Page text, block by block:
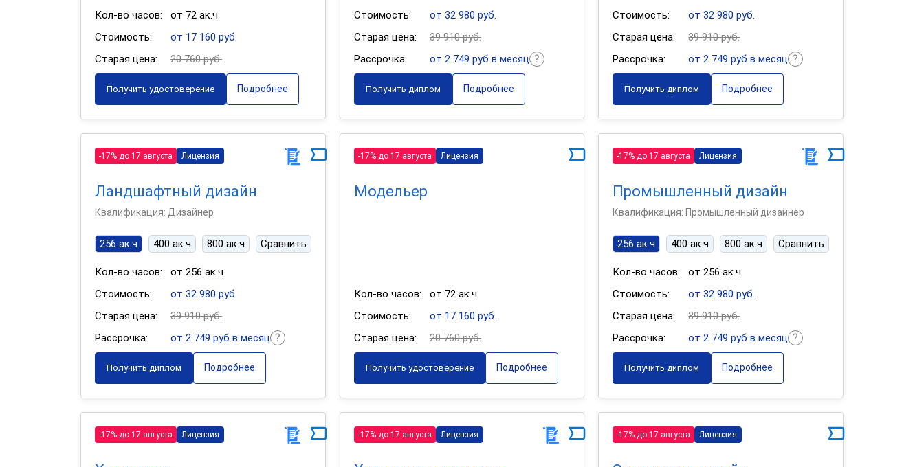
Кол-во часов:
от 72 ак.ч
Стоимость:
от 17 160 руб.
Старая цена:
20 760 руб.
Получить удостоверение Подробнее
Стоимость:
от 32 980 руб.
Старая цена:
39 910 руб.
Рассрочка:
от 2 749 руб в месяц
Получить диплом Подробнее
Стоимость:
от 32 980 руб.
Старая цена:
39 910 руб.
Рассрочка:
от 2 749 руб в месяц
Получить диплом Подробнее
-17% до 17 августа Лицензия
Ландшафтный дизайн
Квалификация: Дизайнер
256 ак.ч 400 ак.ч 800 ак.ч Сравнить
Кол-во часов:
от 256 ак.ч
Стоимость:
от 32 980 руб.
Старая цена:
39 910 руб.
Рассрочка:
от 2 749 руб в месяц
Получить диплом Подробнее
-17% до 17 августа Лицензия
Модельер
Кол-во часов:
от 72 ак.ч
Стоимость:
от 17 160 руб.
Старая цена:
20 760 руб.
Получить удостоверение Подробнее
-17% до 17 августа Лицензия
Промышленный дизайн
Квалификация: Промышленный дизайнер
256 ак.ч 400 ак.ч 800 ак.ч Сравнить
Кол-во часов:
от 256 ак.ч
Стоимость:
от 32 980 руб.
Старая цена:
39 910 руб.
Рассрочка:
от 2 749 руб в месяц
Получить диплом Подробнее
-17% до 17 августа Лицензия -17% до 17 августа Лицензия -17% до 17 августа Лицензия